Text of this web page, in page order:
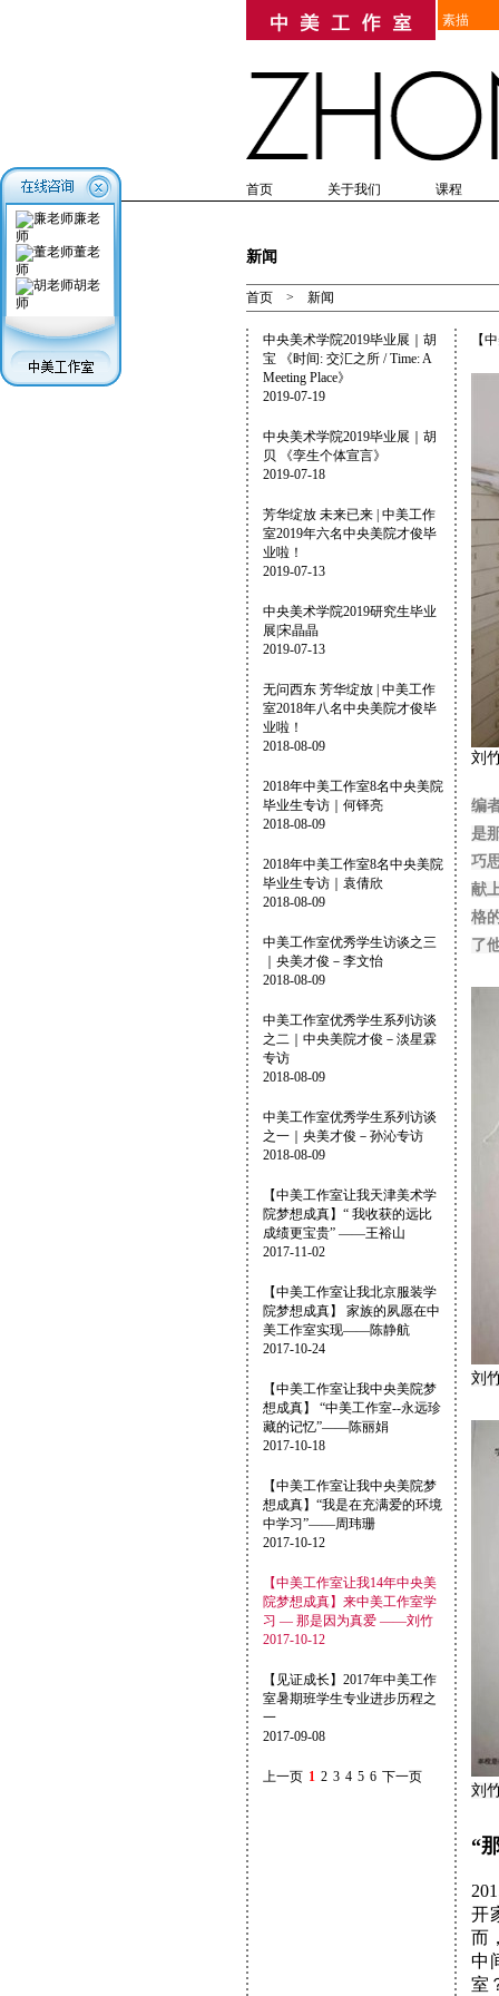
素描
首页
关于我们
课程
新闻
首页 > 新闻
中央美术学院2019毕业展｜胡
宝 《时间: 交汇之所 / Time: A
Meeting Place》
2019-07-19
中央美术学院2019毕业展｜胡
贝 《孪生个体宣言》
2019-07-18
芳华绽放 未来已来 | 中美工作
室2019年六名中央美院才俊毕
业啦！
2019-07-13
中央美术学院2019研究生毕业
展|宋晶晶
2019-07-13
无问西东 芳华绽放 | 中美工作
室2018年八名中央美院才俊毕
业啦！
2018-08-09
2018年中美工作室8名中央美院
毕业生专访｜何铎亮
2018-08-09
2018年中美工作室8名中央美院
毕业生专访｜袁倩欣
2018-08-09
中美工作室优秀学生访谈之三
｜央美才俊－李文怡
2018-08-09
中美工作室优秀学生系列访谈
之二｜中央美院才俊－淡星霖
专访
2018-08-09
中美工作室优秀学生系列访谈
之一｜央美才俊－孙沁专访
2018-08-09
【中美工作室让我天津美术学
院梦想成真】“ 我收获的远比
成绩更宝贵” ——王裕山
2017-11-02
【中美工作室让我北京服装学
院梦想成真】 家族的夙愿在中
美工作室实现——陈静航
2017-10-24
【中美工作室让我中央美院梦
想成真】 “中美工作室--永远珍
藏的记忆”——陈丽娟
2017-10-18
【中美工作室让我中央美院梦
想成真】“我是在充满爱的环境
中学习”——周玮珊
2017-10-12
【中美工作室让我14年中央美
院梦想成真】来中美工作室学
习 — 那是因为真爱 ——刘竹
2017-10-12
【见证成长】2017年中美工作
室暑期班学生专业进步历程之
一
2017-09-08
上一页 1 2 3 4 5 6 下一页
【
刘
编
是
巧
献
格
了
刘
刘
“
开
而
中
室
廉老
师
董老
师
胡老
师